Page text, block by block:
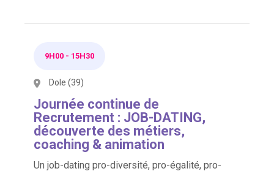
9H00 - 15H30
Dole (39)
Journée continue de
Recrutement : JOB-DATING,
découverte des métiers,
coaching & animation
Un job-dating pro-diversité, pro-égalité, pro-